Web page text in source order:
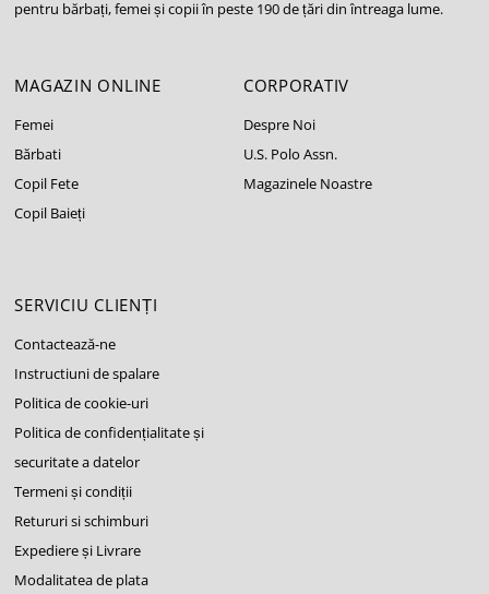
pentru bărbați, femei și copii în peste 190 de țări din întreaga lume.
MAGAZIN ONLINE
Femei
Bărbati
Copil Fete
Copil Baieți
CORPORATIV
Despre Noi
U.S. Polo Assn.
Magazinele Noastre
SERVICIU CLIENȚI
Contactează-ne
Instructiuni de spalare
Politica de cookie-uri
Politica de confidențialitate și
securitate a datelor
Termeni și condiții
Retururi si schimburi
Expediere și Livrare
Modalitatea de plata